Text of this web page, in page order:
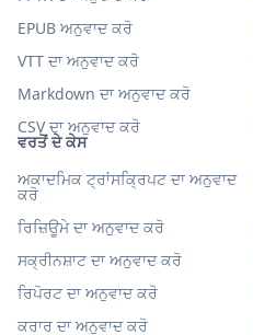
ਵਰਤੋਂ ਦੇ ਕੇਸ
ਅਕਾਦਮਿਕ ਟ੍ਰਾਂਸਕ੍ਰਿਪਟ ਦਾ ਅਨੁਵਾਦ
ਕਰੋ
ਰਿਜ਼ਿਊਮੇ ਦਾ ਅਨੁਵਾਦ ਕਰੋ
ਸਕ੍ਰੀਨਸ਼ਾਟ ਦਾ ਅਨੁਵਾਦ ਕਰੋ
ਰਿਪੋਰਟ ਦਾ ਅਨੁਵਾਦ ਕਰੋ
ਕਰਾਰ ਦਾ ਅਨੁਵਾਦ ਕਰੋ
EPUB ਅਨੁਵਾਦ ਕਰੋ
VTT ਦਾ ਅਨੁਵਾਦ ਕਰੋ
Markdown ਦਾ ਅਨੁਵਾਦ ਕਰੋ
CSV ਦਾ ਅਨੁਵਾਦ ਕਰੋ